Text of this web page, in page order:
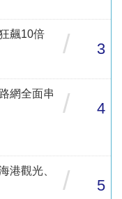
飆10倍
/ 3
網全面串
/ 4
港觀光、
/ 5